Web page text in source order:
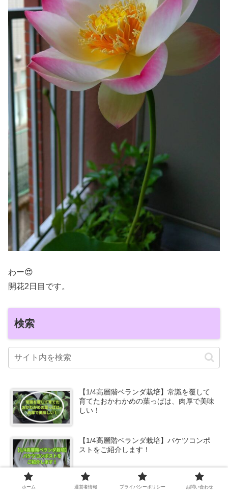
わー😍
開花2日目です。
検索
【1/4高層階ベランダ栽培】常識を覆して
育てたおかわかめの葉っぱは、肉厚で美味
しい！
【1/4高層階ベランダ栽培】バケツコンポ
ストをご紹介します！
【高層階ベランダ栽培】難しかった？ベラ
ホーム 運営者情報 プライバシーポリシー お問い合わせ